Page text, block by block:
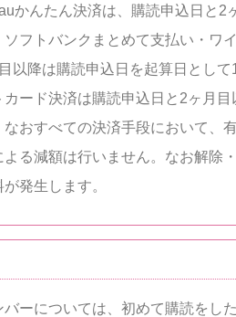
かんたん決済は、購読申込日と2
フトバンクまとめて支払い・ワ
以降は購読申込日を起算日とし
ード決済は購読申込日と2ヶ月
おすべての決済手段において、
る減額は行いません。なお解除
発生します。
ーについては、初めて購読をし